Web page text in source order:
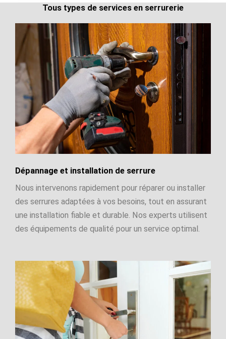
Tous types de services en serrurerie
Dépannage et installation de serrure
Nous intervenons rapidement pour réparer ou installer
des serrures adaptées à vos besoins, tout en assurant
une installation fiable et durable. Nos experts utilisent
des équipements de qualité pour un service optimal.